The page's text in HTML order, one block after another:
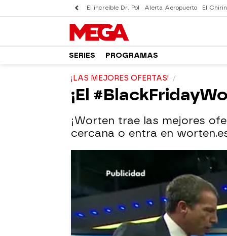
El increíble Dr. Pol Alerta Aeropuerto El
SERIES PROGRAMAS
¡LAS MEJORES OFERTAS!
¡El
¡Worten trae las mejores
cercana o entra en